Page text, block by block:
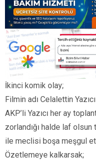
İkinci komik olay;
Filmin adı Celalettin
AKP’li Yazıcı her ay
zorlandığı halde laf
ile meclisi boşa meşgul
Özetlemeye kalkarsak;